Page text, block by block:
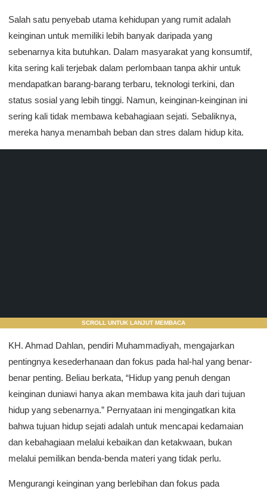
Salah satu penyebab utama kehidupan yang rumit adalah
keinginan untuk memiliki lebih banyak daripada yang
sebenarnya kita butuhkan. Dalam masyarakat yang konsumtif,
kita sering kali terjebak dalam perlombaan tanpa akhir untuk
mendapatkan barang-barang terbaru, teknologi terkini, dan
status sosial yang lebih tinggi. Namun, keinginan-keinginan ini
sering kali tidak membawa kebahagiaan sejati. Sebaliknya,
mereka hanya menambah beban dan stres dalam hidup kita.
SCROLL UNTUK LANJUT MEMBACA
KH. Ahmad Dahlan, pendiri Muhammadiyah, mengajarkan
pentingnya kesederhanaan dan fokus pada hal-hal yang benar-
benar penting. Beliau berkata, “Hidup yang penuh dengan
keinginan duniawi hanya akan membawa kita jauh dari tujuan
hidup yang sebenarnya.” Pernyataan ini mengingatkan kita
bahwa tujuan hidup sejati adalah untuk mencapai kedamaian
dan kebahagiaan melalui kebaikan dan ketakwaan, bukan
melalui pemilikan benda-benda materi yang tidak perlu.
Mengurangi keinginan yang berlebihan dan fokus pada